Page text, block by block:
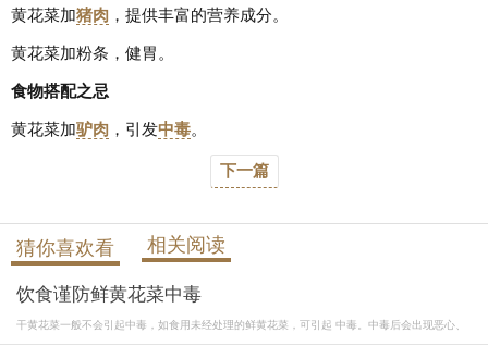
黄花菜加猪肉 ，提供丰富的营养成分。
黄花菜加粉条，健胃。
食物搭配之忌
黄花菜加驴肉 ，引发中毒。
下一篇
猜你喜欢看 相关阅读
饮食谨防鲜黄花菜中毒
干黄花菜一般不会引起中毒，如食用未经处理的鲜黄花菜，可引起 中毒。中毒后会出现恶心、